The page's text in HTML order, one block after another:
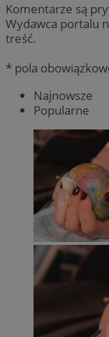
Komentarze są
Wydawca portalu
treść.
* pola
Najnowsze
Popularne